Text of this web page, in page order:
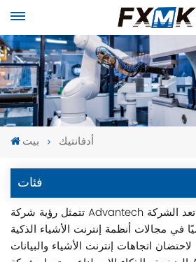
بيت أدفانتيك
فئات
تتمثل رؤية شركة Advantech في تمكين كوكب ذكي. تعد الشركة
في مجالات أنظمة إنترنت الأشياء الذكية
اتجاهات إنترنت الأشياء والبيانات